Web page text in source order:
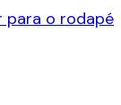
para o rodapé